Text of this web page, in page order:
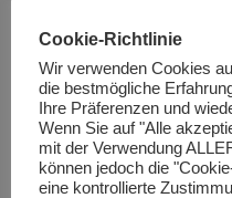
Juni 2016
Mai 2016
April 2016
Cookie-Richtlinie
Wir verwenden Cookies
die bestmögliche
Ihre Präferenzen und
Wenn Sie auf "Alle
mit der Verwendung
können jedoch die
eine kontrollierte